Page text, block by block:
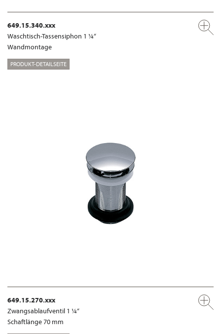
649.15.340.xxx
Waschtisch-Tassensiphon 1 ¼“
Wandmontage
PRODUKT-DETAILSEITE
649.15.270.xxx
Zwangsablaufventil 1 ¼“
Schaftlänge 70 mm